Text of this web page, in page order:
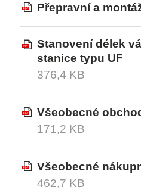
KONTAKTI
Přepravní a
Stanovení délek
stanice typu UF
376,4 KB
Všeobecné
171,2 KB
Všeobecné
462,7 KB